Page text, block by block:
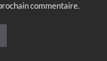
commentaire.